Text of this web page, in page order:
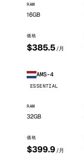
RAM
16GB
価格
$385.5 /月
AMS-4
ESSENTIAL
RAM
32GB
価格
$399.9 /月